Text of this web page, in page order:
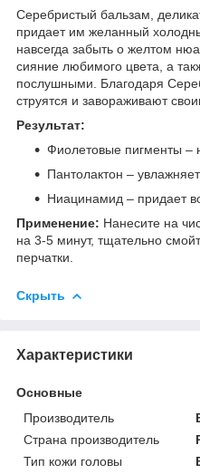
Серебристый бальзам,
придает им желанный
навсегда забыть о желтом
сияние любимого цвета, а
послушными. Благодаря
струятся и завораживают
Результат:
Фиолетовые пигменты –
Пантолактон –
Ниацинамид – придает
Применение: Нанесите на
на 3-5 минут, тщательно
перчатки.
Скрыть
Характеристики
Основные
Производитель
Страна производитель
Тип кожи головы